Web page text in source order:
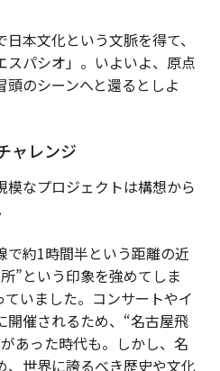
本文化という文脈を得て、
スパシオ」。いよいよ、原点
のシーンへと還るとしよ
ャレンジ
なプロジェクトは構想から
で約1時間半という距離の近
”という印象を強めてしま
いました。コンサートやイ
開催されるため、“名古屋飛
あった時代も。しかし、名
世界に誇るべき歴史や文化